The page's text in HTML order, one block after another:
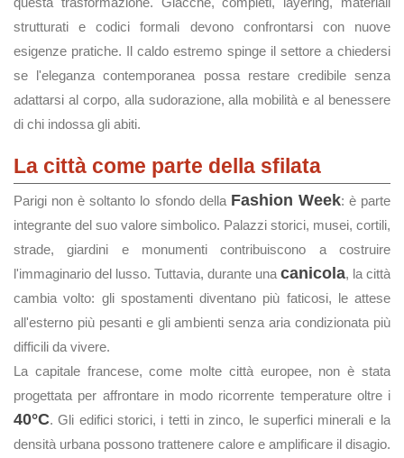
strutturati e codici formali devono confrontarsi con nuove
esigenze pratiche. Il caldo estremo spinge il settore a chiedersi
se l'eleganza contemporanea possa restare credibile senza
adattarsi al corpo, alla sudorazione, alla mobilità e al benessere
di chi indossa gli abiti.
La città come parte della sfilata
Parigi non è soltanto lo sfondo della Fashion Week: è parte
integrante del suo valore simbolico. Palazzi storici, musei, cortili,
strade, giardini e monumenti contribuiscono a costruire
l'immaginario del lusso. Tuttavia, durante una canicola, la città
cambia volto: gli spostamenti diventano più faticosi, le attese
all'esterno più pesanti e gli ambienti senza aria condizionata più
difficili da vivere.
La capitale francese, come molte città europee, non è stata
progettata per affrontare in modo ricorrente temperature oltre i
40°C. Gli edifici storici, i tetti in zinco, le superfici minerali e la
densità urbana possono trattenere calore e amplificare il disagio.